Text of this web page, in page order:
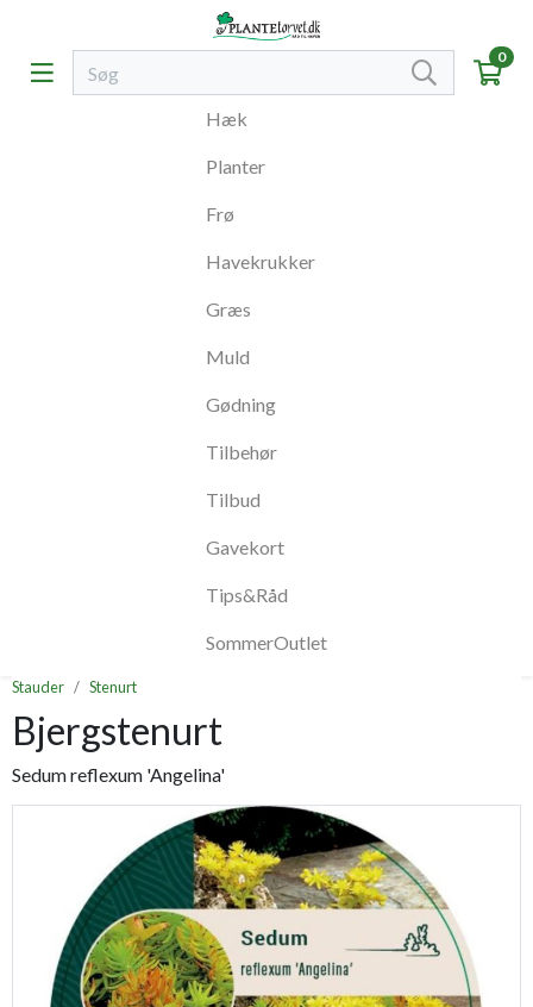
0
Hæk
Planter
Frø
Havekrukker
Græs
Muld
Gødning
Tilbehør
Tilbud
Gavekort
Tips&Råd
SommerOutlet
Stauder Stenurt
Bjergstenurt
Sedum reflexum 'Angelina'